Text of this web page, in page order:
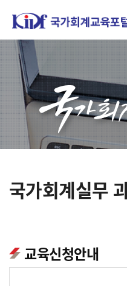
홈페이지가 새롭게 개편
한국조세재정연구원홈
국가회계실무
교육신청안내